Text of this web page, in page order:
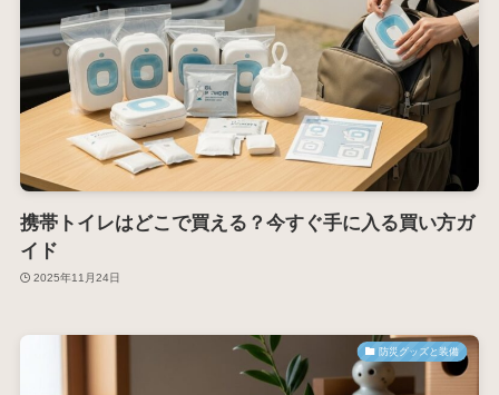
携帯トイレはどこで買える？今すぐ手に入る買い方ガ
イド
2025年11月24日
防災グッズと装備